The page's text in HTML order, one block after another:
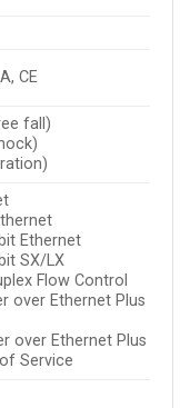
CE
fall)
Ethernet
SX/LX
Flow Control
over Ethernet Plus
over Ethernet Plus
of Service